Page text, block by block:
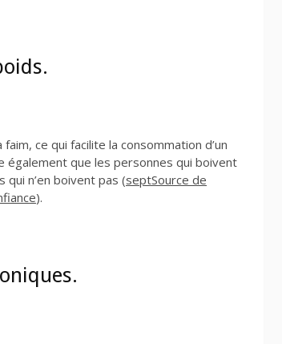
ce qui facilite la consommation d’un
également que les personnes qui boivent
n’en boivent pas (septSource de
).